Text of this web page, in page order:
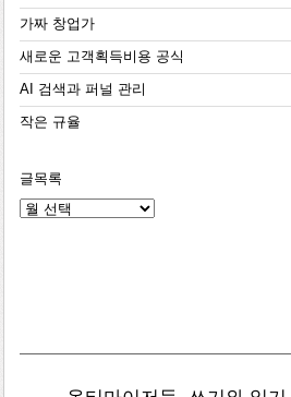
가짜 창업가
새로운 고객획득비용 공식
AI 검색과 퍼널 관리
작은 규율
글목록
글